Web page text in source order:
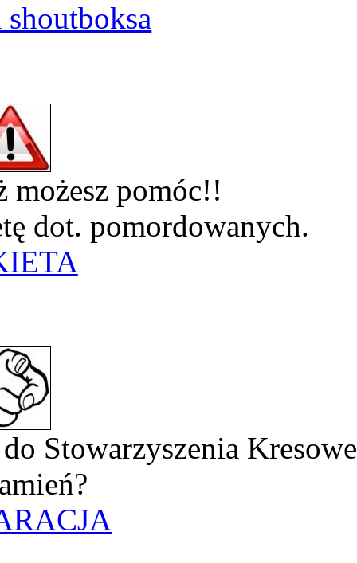
możesz pomóc!!
dot. pomordowanych.
Stowarzyszenia